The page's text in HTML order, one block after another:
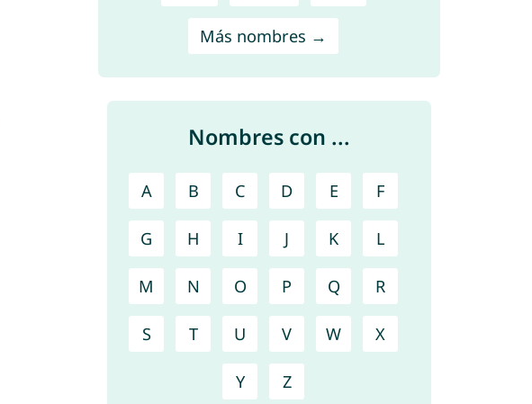
Más nombres →
Nombres con ...
A B C D E F
G H I J K L
M N O P Q R
S T U V W X
Y Z